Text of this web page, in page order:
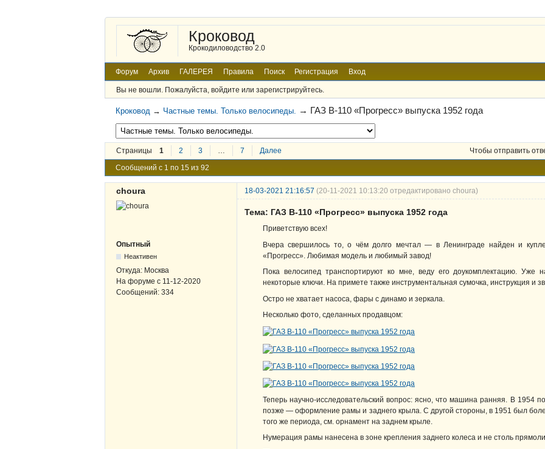
Кроковод
Крокодиловодство 2.0
Форум Архив ГАЛЕРЕЯ Правила Поиск Регистрация Вход
Вы не вошли. Пожалуйста, войдите или зарегистрируйтесь.
Кроковод → Частные темы. Только велосипеды. → ГАЗ В-110 «Прогресс» выпуска 1952 года
Страницы 1 2 3 … 7 Далее
Чтобы отправить
Сообщений с 1 по 15 из 92
choura 18-03-2021 21:16:57 (20-11-2021 10:13:20 отредактировано choura)
Опытный
Неактивен
Откуда: Москва
На форуме с 11-12-2020
Сообщений: 334
Тема: ГАЗ В-110 «Прогресс» выпуска 1952 года
Приветствую всех!
Вчера свершилось то, о чём долго мечтал — в Ленинграде найден и
«Прогресс». Любимая модель и любимый завод!
Пока велосипед транспортируют ко мне, веду его доукомплектацию. Уже
некоторые ключи. На примете также инструментальная сумочка, инструкция и
Остро не хватает насоса, фары с динамо и зеркала.
Несколько фото, сделанных продавцом:
Теперь научно-исследовательский вопрос: ясно, что машина ранняя. В 1954
позже — оформление рамы и заднего крыла. С другой стороны, в 1951 был
того же периода, см. орнамент на заднем крыле.
Нумерация рамы нанесена в зоне крепления заднего колеса и не столь